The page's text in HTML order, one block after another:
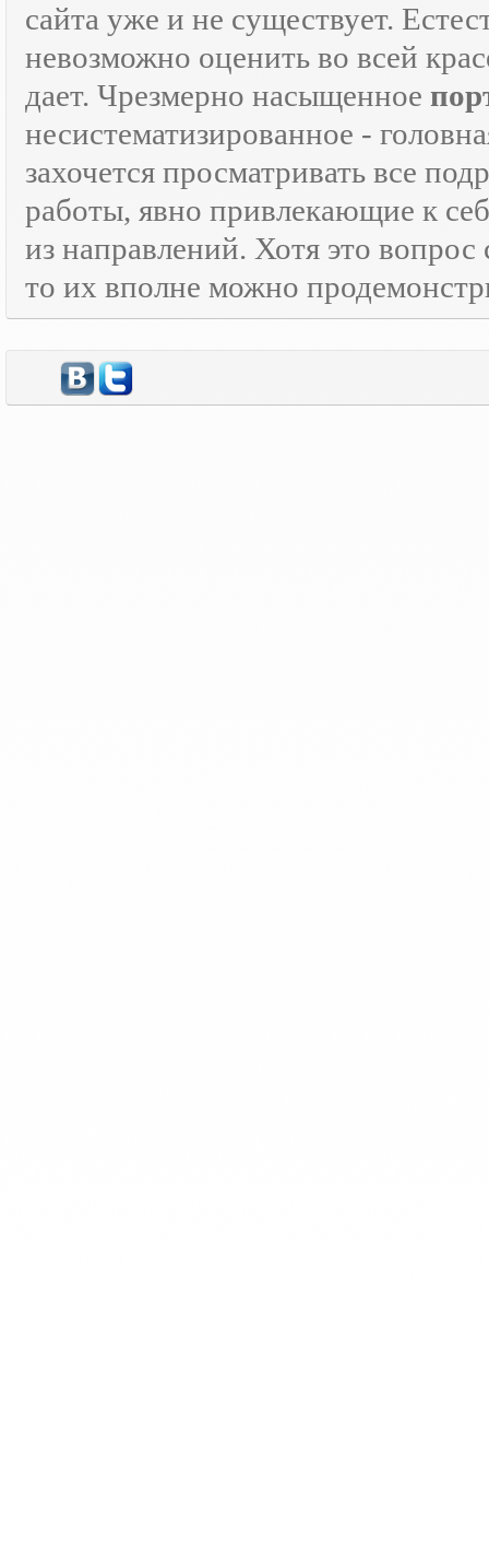
сайта уже и не существует.
невозможно оценить во всей
дает. Чрезмерно насыщенное
несистематизированное -
захочется просматривать все
работы, явно привлекающие к
из направлений. Хотя это
то их вполне можно